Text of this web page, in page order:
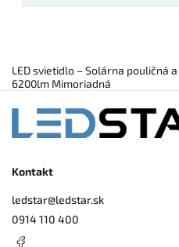
LED svietidlo – Solárna pouličná
6200lm Mimoriadná
Kontakt
ledstar@ledstar.sk
0914 110 400